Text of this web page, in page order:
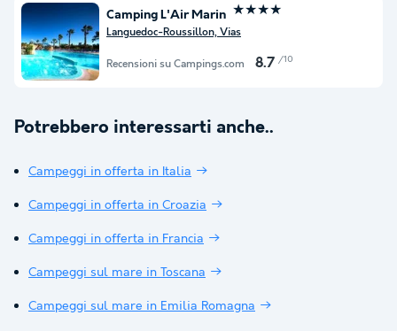
Camping L'Air Marin ★★★★
Languedoc-Roussillon, Vias
Recensioni su Campings.com 8.7 /10
Potrebbero interessarti anche..
Campeggi in offerta in Italia
Campeggi in offerta in Croazia
Campeggi in offerta in Francia
Campeggi sul mare in Toscana
Campeggi sul mare in Emilia Romagna